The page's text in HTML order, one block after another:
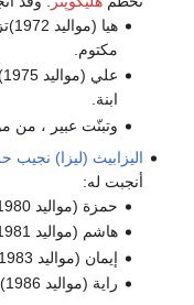
مكتوم.
علي (مواليد 1975) تزوج ابنة
ابنة.
وتبنّت عبير ، من مواليد 1972 ،
اليزابيث (ليزا) نجيب
أنجبت له:
حمزة (مواليد 1980)
هاشم (مواليد 1981)
إيمان (مواليد 1983)
راية (مواليد 1986)